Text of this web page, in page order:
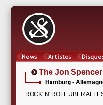
The Jon
Hamburg -
ROCK' N' ROLL ÜBER